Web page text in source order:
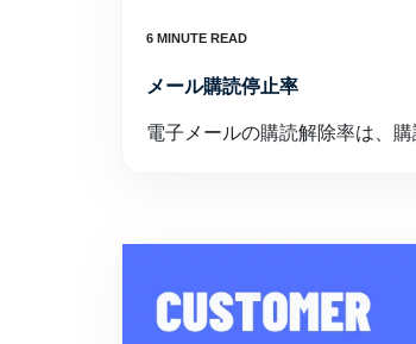
メール購読停止率
電子メールの購読解除率は、